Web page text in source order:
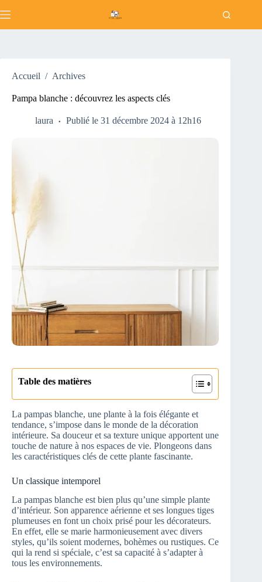
au
Accueil / Archives
Pampa blanche : découvrez les aspects clés
laura Publié le 31 décembre 2024 à 12h16
Table des matières
La pampas blanche, une plante à la fois élégante et
tendance, s’impose dans le monde de la décoration
intérieure. Sa douceur et sa texture unique apportent une
touche de nature à nos espaces de vie. Plongeons dans
les caractéristiques clés de cette plante fascinante.
Un classique intemporel
La pampas blanche est bien plus qu’une simple plante
d’intérieur. Son apparence aérienne et ses longues tiges
plumeuses en font un choix prisé pour les décorateurs.
En effet, elle se marie harmonieusement avec divers
styles, qu’ils soient modernes, bohèmes ou rustiques. Ce
qui la rend si spéciale, c’est sa capacité à s’adapter à
tous les environnements.